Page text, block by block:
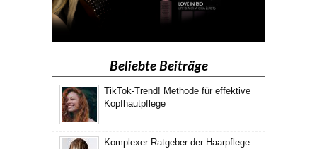
Beliebte Beiträge
TikTok-Trend! Methode für effektive
Kopfhautpflege
Komplexer Ratgeber der Haarpflege.